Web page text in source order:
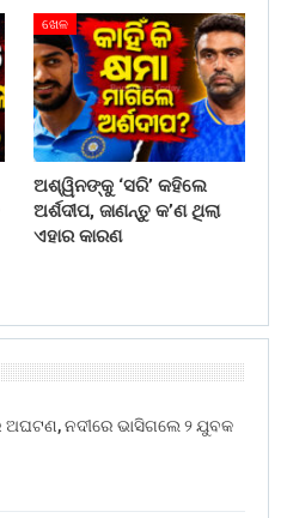
ଖେଳ
ଅଶ୍ୱିନଙ୍କୁ ‘ସରି’ କହିଲେ
ଅର୍ଶଦୀପ, ଜାଣନ୍ତୁ କ’ଣ ଥିଲା
ଏହାର କାରଣ
ଅଘଟଣ, ନଦୀରେ ଭାସିଗଲେ ୨ ଯୁବକ